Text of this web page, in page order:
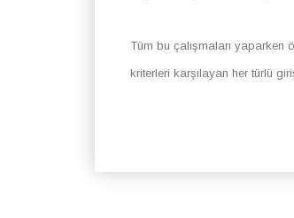
Tüm bu çalışmaları yaparken
kriterleri karşılayan her türlü